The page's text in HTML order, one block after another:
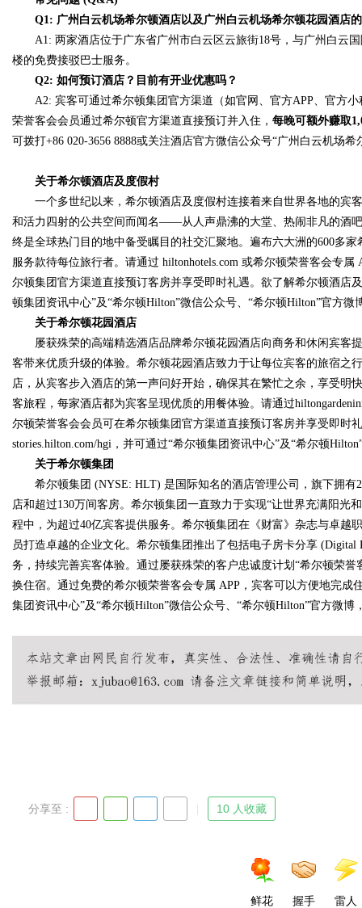
Q1: 广州白云机场希尔顿酒店以及广州白云机场希尔顿花园酒店
A1: 两家酒店位于广东省广州市白云区云旅街18号，与广州白云
楼的免费接驳巴士服务。
Q2: 如何预订酒店？目前有开业优惠吗？
A2: 宾客可通过希尔顿集团官方渠道（如官网、官方APP、官方
荣誉客会会员通过希尔顿官方渠道直接预订并入住， 每晚可额外赚取
可拨打+86 020-3656 8888或关注酒店官方微信公众号“广州白云机场
关于希尔顿酒店及度假村
一个多世纪以来，希尔顿酒店及度假村连接着来自世界各地的宾
和活力四射的公共空间而闻名——从人声鼎沸的大堂、热闹非凡的酒
终是全球热门目的地中备受瞩目的社交汇聚地。遍布六大洲的600多
服务款待每位旅行者。请通过 hiltonhotels.com 或希尔顿荣誉客会专
尔顿集团官方渠道直接预订客房并享受即时礼遇。欲了解希尔顿酒店
顿集团资讯中心”及“希尔顿Hilton”微信公众号、“希尔顿Hilton”官方微
关于希尔顿花园酒店
屡获殊荣的高端精选酒店品牌希尔顿花园酒店向商务和休闲宾客
客带来优质升级的体验。希尔顿花园酒店致力于让每位宾客的旅宿之
店，从宾客步入酒店的第一声问好开始，确保其在繁忙之余，享受明
客旅程，每家酒店都为宾客呈现优质的用餐体验。请通过
尔顿荣誉客会会员可在希尔顿集团官方渠道直接预订客房并享受即时
stories.hilton.com/hgi，并可通过“希尔顿集团资讯中心”及“希尔顿
关于希尔顿集团
希尔顿集团 (NYSE: HLT) 是国际知名的酒店管理公司，旗下拥
店和超过130万间客房。希尔顿集团一直致力于实现“让世界充满阳光
程中，为超过40亿宾客提供服务。希尔顿集团在《财富》杂志与卓越
员打造卓越的企业文化。希尔顿集团推出了包括电子房卡分享
务，持续完善宾客体验。通过屡获殊荣的客户忠诚度计划“希尔顿荣
换住宿。通过免费的希尔顿荣誉客会专属 APP，宾客可以方便地完成
集团资讯中心”及“希尔顿Hilton”微信公众号、“希尔顿Hilton”官方微
分享至 : 10 人收藏
鲜花 握手 雷人